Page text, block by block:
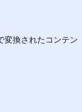
変換されたコンテン